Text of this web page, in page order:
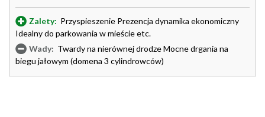
Zalety: Przyspieszenie Prezencja dynamika ekonomiczny
Idealny do parkowania w mieście etc.
Wady: Twardy na nierównej drodze Mocne drgania na
biegu jałowym (domena 3 cylindrowców)